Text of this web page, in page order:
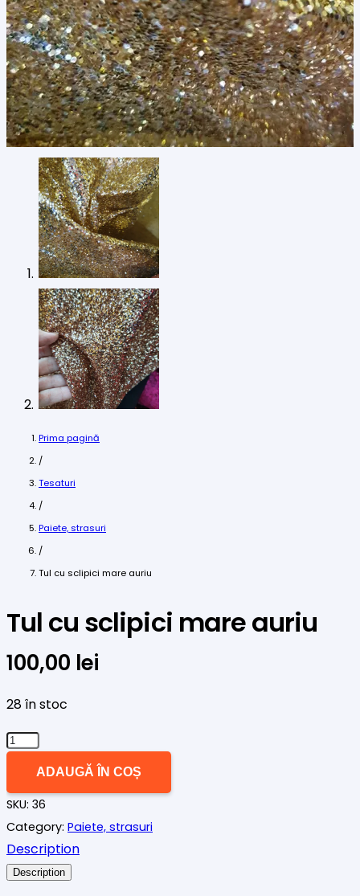
Prima pagină
/
Tesaturi
/
Paiete, strasuri
/
Tul cu sclipici mare auriu
Tul cu sclipici mare auriu
100,00 lei
28 în stoc
Cantitate
sclipici
mare
auriu
ADAUGĂ ÎN COȘ
SKU: 36
Category: Paiete, strasuri
Description
Description